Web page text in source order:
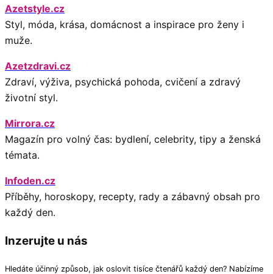
Azetstyle.cz
Styl, móda, krása, domácnost a inspirace pro ženy i
muže.
Azetzdravi.cz
Zdraví, výživa, psychická pohoda, cvičení a zdravý
životní styl.
Mirrora.cz
Magazín pro volný čas: bydlení, celebrity, tipy a ženská
témata.
Infoden.cz
Příběhy, horoskopy, recepty, rady a zábavný obsah pro
každý den.
Inzerujte u nás
Hledáte účinný způsob, jak oslovit tisíce čtenářů každý den? Nabízíme